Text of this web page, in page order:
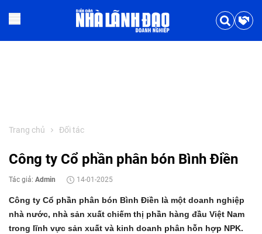
Trang chủ Đối tác
Công ty Cổ phần phân bón Bình Điền
Tác giả: Admin 14-01-2025
Công ty Cổ phần phân bón Bình Điền là một doanh nghiệp
nhà nước, nhà sản xuất chiếm thị phần hàng đầu Việt Nam
trong lĩnh vực sản xuất và kinh doanh phân hỗn hợp NPK.